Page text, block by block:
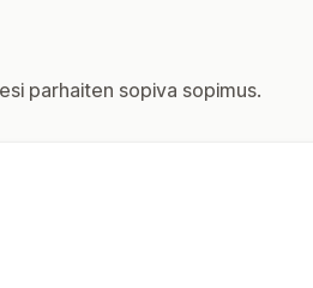
parhaiten sopiva sopimus.